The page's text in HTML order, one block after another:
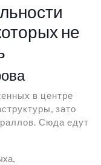
не
в центре
зато
Сюда едут